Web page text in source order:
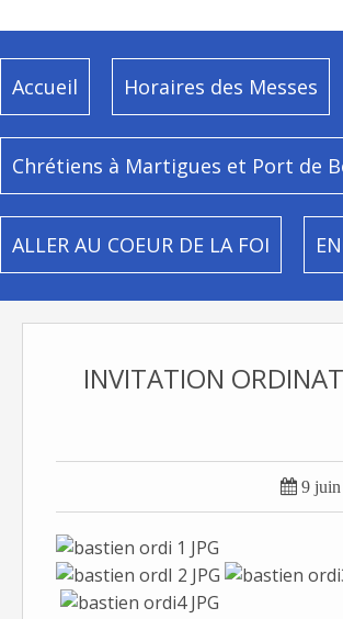
Accueil Horaires des Messes
Chrétiens à Martigues et Port de
ALLER AU COEUR DE LA FOI
INVITATION
 9